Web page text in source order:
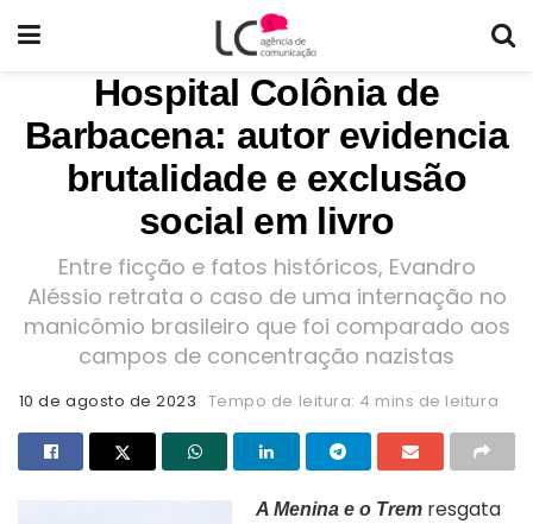
Hospital Colônia de
Barbacena: autor evidencia
brutalidade e exclusão
social em livro
Entre ficção e fatos históricos, Evandro
Aléssio retrata o caso de uma internação no
manicômio brasileiro que foi comparado aos
campos de concentração nazistas
10 de agosto de 2023 Tempo de leitura: 4 mins de leitura
A Menina e o Trem resgata